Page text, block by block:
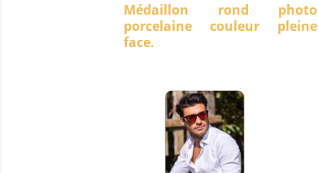
Médaillon rond photo
porcelaine couleur pleine
face.